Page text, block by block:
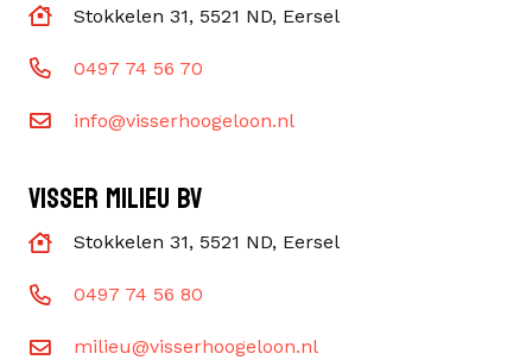
Stokkelen 31, 5521 ND, Eersel
0497 74 56 70
info@visserhoogeloon.nl
VISSER MILIEU BV
Stokkelen 31, 5521 ND, Eersel
0497 74 56 80
milieu@visserhoogeloon.nl